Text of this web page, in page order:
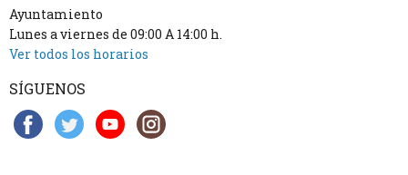
Ayuntamiento
Lunes a viernes de 09:00 A 14:00 h.
Ver todos los horarios
SÍGUENOS